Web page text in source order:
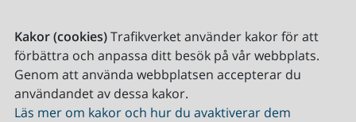
Kakor (cookies)Trafikverket använder kakor för att
förbättra och anpassa ditt besök på vår webbplats.
Genom att använda webbplatsen accepterar du
användandet av dessa kakor.
Läs mer om kakor och hur du avaktiverar dem